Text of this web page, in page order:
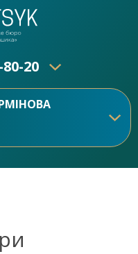
20
20